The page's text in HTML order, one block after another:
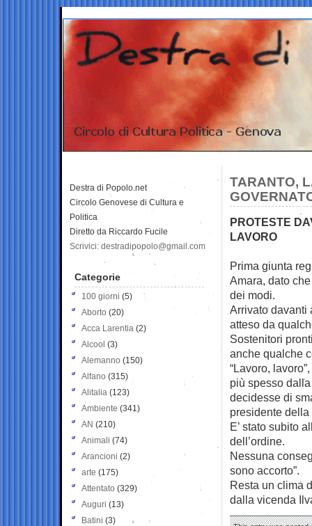
TARANTO,
PROTESTE
LAVORO
Prima giunta
Amara, dato
dei modi.
Arrivato davanti
atteso da
Sostenitori
anche qualche
“Lavoro,
più spesso
decidesse di
presidente
E’ stato subito
dell’ordine.
Nessuna
sono accorto”.
Resta un clima
dalla vicenda
Destra di Popolo.net
Circolo Genovese di Cultura e
Politica
Diretto da Riccardo Fucile
Scrivici: destradipopolo@gmail.com
Categorie
100 giorni (5)
Aborto (20)
Acca Larentia (2)
Alcool (3)
Alemanno (150)
Alfano (315)
Alitalia (123)
Ambiente (341)
AN (210)
Animali (74)
Arancioni (2)
arte (175)
Attentato (329)
Auguri (13)
Batini (3)